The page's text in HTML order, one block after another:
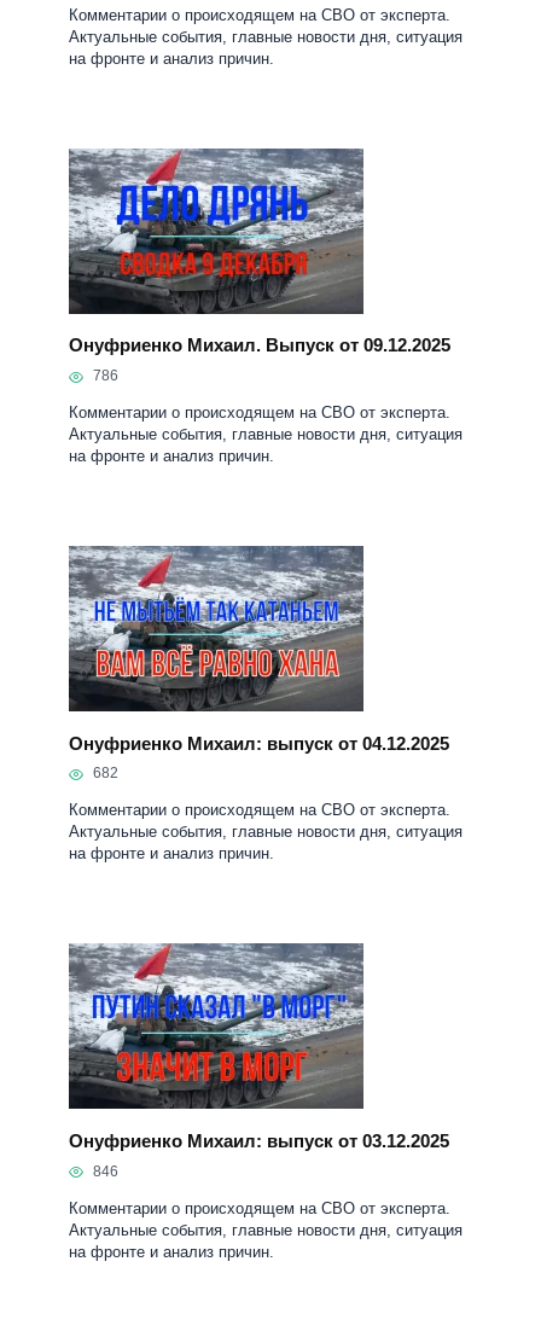
Комментарии о происходящем на СВО от эксперта.
Актуальные события, главные новости дня, ситуация
на фронте и анализ причин.
Онуфриенко Михаил. Выпуск от 09.12.2025
786
Комментарии о происходящем на СВО от эксперта.
Актуальные события, главные новости дня, ситуация
на фронте и анализ причин.
Онуфриенко Михаил: выпуск от 04.12.2025
682
Комментарии о происходящем на СВО от эксперта.
Актуальные события, главные новости дня, ситуация
на фронте и анализ причин.
Онуфриенко Михаил: выпуск от 03.12.2025
846
Комментарии о происходящем на СВО от эксперта.
Актуальные события, главные новости дня, ситуация
на фронте и анализ причин.